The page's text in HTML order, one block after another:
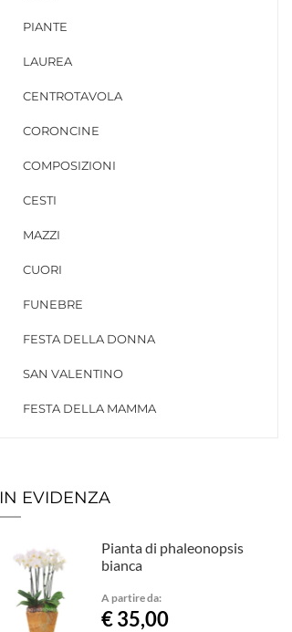
PIANTE
LAUREA
CENTROTAVOLA
CORONCINE
COMPOSIZIONI
CESTI
MAZZI
CUORI
FUNEBRE
FESTA DELLA DONNA
SAN VALENTINO
FESTA DELLA MAMMA
IN EVIDENZA
Pianta di phaleonopsis
bianca
A partire da:
€ 35,00